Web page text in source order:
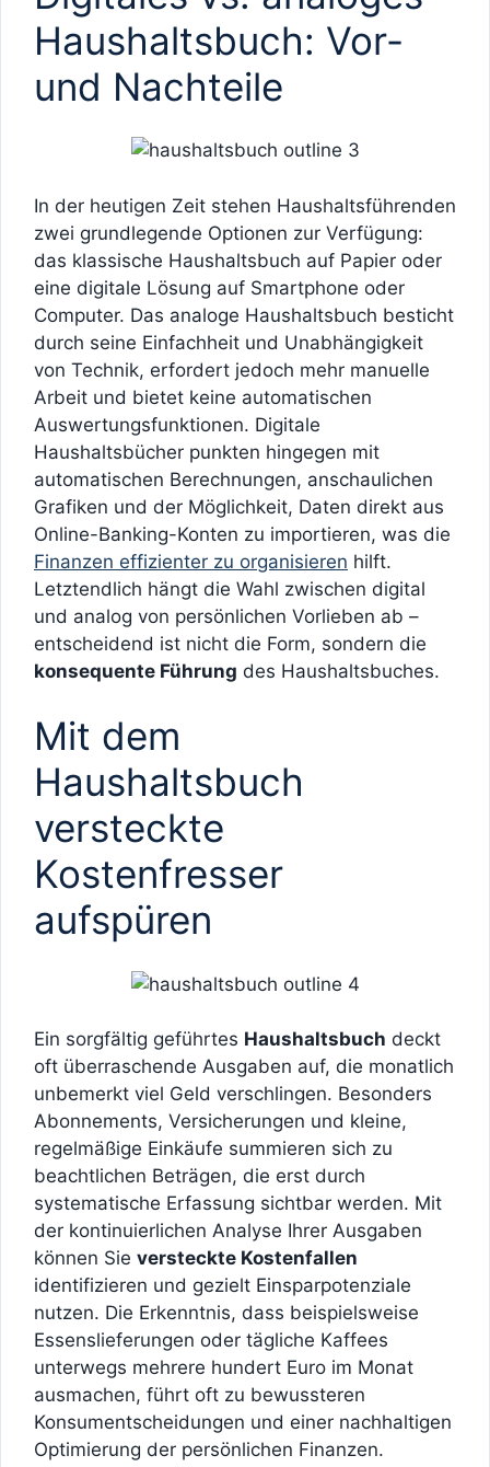
Haushaltsbuch: Vor-
und Nachteile
In der heutigen Zeit stehen Haushaltsführenden
zwei grundlegende Optionen zur Verfügung:
das klassische Haushaltsbuch auf Papier oder
eine digitale Lösung auf Smartphone oder
Computer. Das analoge Haushaltsbuch besticht
durch seine Einfachheit und Unabhängigkeit
von Technik, erfordert jedoch mehr manuelle
Arbeit und bietet keine automatischen
Auswertungsfunktionen. Digitale
Haushaltsbücher punkten hingegen mit
automatischen Berechnungen, anschaulichen
Grafiken und der Möglichkeit, Daten direkt aus
Online-Banking-Konten zu importieren, was die
Finanzen effizienter zu organisieren hilft.
Letztendlich hängt die Wahl zwischen digital
und analog von persönlichen Vorlieben ab –
entscheidend ist nicht die Form, sondern die
konsequente Führung des Haushaltsbuches.
Mit dem
Haushaltsbuch
versteckte
Kostenfresser
aufspüren
Ein sorgfältig geführtes Haushaltsbuch deckt
oft überraschende Ausgaben auf, die monatlich
unbemerkt viel Geld verschlingen. Besonders
Abonnements, Versicherungen und kleine,
regelmäßige Einkäufe summieren sich zu
beachtlichen Beträgen, die erst durch
systematische Erfassung sichtbar werden. Mit
der kontinuierlichen Analyse Ihrer Ausgaben
können Sie versteckte Kostenfallen
identifizieren und gezielt Einsparpotenziale
nutzen. Die Erkenntnis, dass beispielsweise
Essenslieferungen oder tägliche Kaffees
unterwegs mehrere hundert Euro im Monat
ausmachen, führt oft zu bewussteren
Konsumentscheidungen und einer nachhaltigen
Optimierung der persönlichen Finanzen.